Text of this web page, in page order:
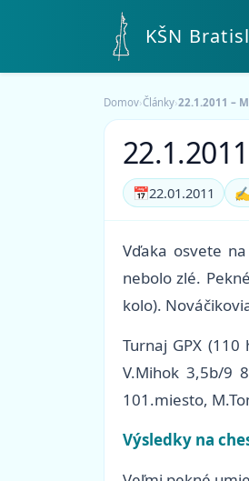
KŠN
Domov›Články›22.1.2011 –
📅22.01.2011 ✍️
Vďaka osvete
nebolo zlé.
kolo).
Turnaj GPX
V.Mihok 3,5b/9
101.miesto,
Výsledky na